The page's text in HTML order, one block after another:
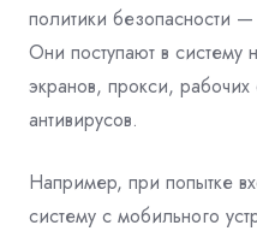
политики безопасности
Они поступают в систему
экранов, прокси,
антивирусов.
Например, при попытке
систему с мобильного